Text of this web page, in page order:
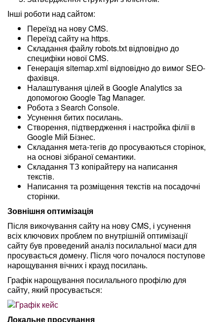
Інші роботи над сайтом:
Переїзд на нову CMS.
Переїзд сайту на https.
Складання файлу robots.txt відповідно до
специфіки нової CMS.
Генерація sitemap.xml відповідно до вимог SEO-
фахівця.
Налаштування цілей в Google Analytics за
допомогою Google Tag Manager.
Робота з Search Console.
Усунення битих посилань.
Створення, підтвердження і настройка філії в
Google Мій Бізнес.
Складання мета-тегів до просуваються сторінок,
на основі зібраної семантики.
Складання ТЗ копірайтеру на написання
текстів.
Написання та розміщення текстів на посадочні
сторінки.
Зовнішня оптимізація
Після викочування сайту на нову CMS, і усунення
всіх ключових проблем по внутрішній оптимізації
сайту був проведений аналіз посилальної маси для
просувається домену. Після чого почалося поступове
нарощування вічних і крауд ​​посилань.
Графік нарощування посилального профілю для
сайту, який просувається:
Локальне просування